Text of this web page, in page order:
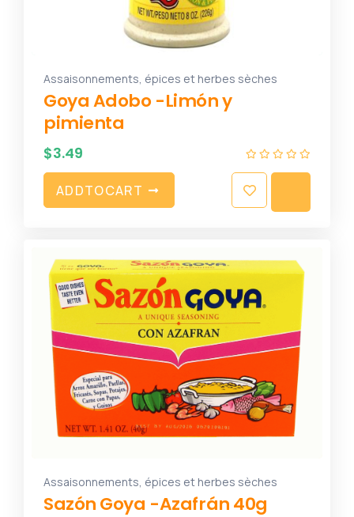
Assaisonnements, épices et herbes sèches
Goya Adobo -Limón y
pimienta
$3.49
ADDTOCART
Assaisonnements, épices et herbes sèches
Sazón Goya -Azafrán 40g